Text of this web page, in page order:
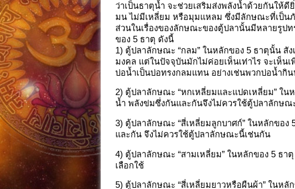
ว่าเป็นธาตุน้ำ จะช่วยเสริมส่งพลังน้ำด้วยกันให้
มน ไม่มีเหลี่ยม หรือมุมแหลม ซึ่งมีลักษณะที่เป็น
ส่วนในเรื่องของลักษณะของตู้ปลานั้นมีหลายรูป
ของ 5 ธาตุ ดังนี้
1) ตู้ปลาลักษณะ “กลม” ในหลักของ 5 ธาตุนั้น สั
มงคล แต่ในปัจจุบันมักไม่ค่อยเห็นเท่าไร จะเห็น
บ่อน้ำเป็นบ่อทรงกลมแทน อย่างเช่นพวกบ่อน้ำกิ
2) ตู้ปลาลักษณะ “หกเหลี่ยมและแปดเหลี่ยม” ใ
น้ำ พลังข่มซึ่งกันและกันจึงไม่ควรใช้ตู้ปลาลักษณ
3) ตู้ปลาลักษณะ “สี่เหลี่ยมลูกบาศก์” ในหลักขอ
และกัน จึงไม่ควรใช้ตู้ปลาลักษณะนี้เช่นกัน
4) ตู้ปลาลักษณะ “สามเหลี่ยม” ในหลักของ 5 ธา
เลือกใช้
5) ตู้ปลาลักษณะ “สี่เหลี่ยมยาวหรือผืนผ้า” ในหลั